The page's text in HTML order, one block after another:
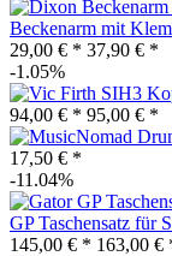
Beckenarm mit
29,00 € * 37,90 € *
-1.05%
94,00 € * 95,00 € *
17,50 € *
-11.04%
GP Taschensatz für
145,00 € * 163,00 €